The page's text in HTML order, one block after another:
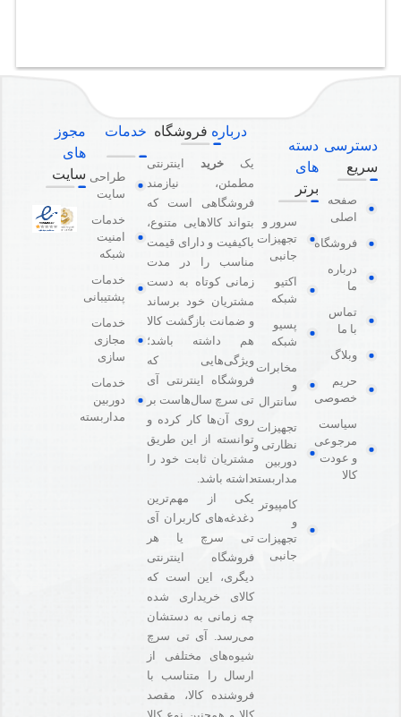
دسترسی
سریع
صفحه
اصلی
فروشگاه
درباره
ما
تماس
با ما
وبلاگ
حریم
خصوصی
سیاست
مرجوعی
و عودت
کالا
دسته
های
برتر
سرور و
تجهیزات
جانبی
اکتیو
شبکه
پسیو
شبکه
مخابرات
و
سانترال
تجهیزات
نظارتی و
دوربین
مداربسته
کامپیوتر
و
تجهیزات
جانبی
درباره فروشگاه
یک خریداینترنتی
مطمئن، نیازمند
فروشگاهی است که
بتواند کالاهایی متنوع،
باکیفیت و دارای قیمت
مناسب را در مدت
زمانی کوتاه به دست
مشتریان خود برساند
و ضمانت بازگشت کالا
هم داشته باشد؛
ویژگی‌هایی که
فروشگاه اینترنتی آی
تی سرچ سال‌هاست بر
روی آن‌ها کار کرده و
توانسته از این طریق
مشتریان ثابت خود را
داشته باشد.
یکی از مهم‌ترین
دغدغه‌های کاربران آی
تی سرچ یا هر
فروشگاه‌ اینترنتی
دیگری، این است که
کالای خریداری شده
چه زمانی به دستشان
می‌رسد. آی تی سرچ
شیوه‌های مختلفی از
ارسال را متناسب با
فروشنده کالا،‌ مقصد
خدمات
طراحی
سایت
خدمات
امنیت
شبکه
خدمات
پشتیبانی
خدمات
مجازی
سازی
خدمات
دوربین
مداربسته
مجوز
های
سایت